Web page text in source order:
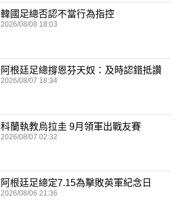
韓國足總否認不當行為指控
2026/08/08 18:03
阿根廷足總撐恩芬天奴：及時認錯抵讚
2026/08/07 18:34
科蘭執教烏拉圭 9月領軍出戰友賽
2026/08/07 02:32
阿根廷足總定7.15為擊敗英軍紀念日
2026/08/06 21:36